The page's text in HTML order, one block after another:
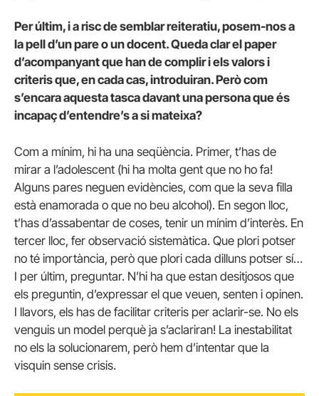
Per últim, i a risc de semblar reiteratiu, posem-nos a
la pell d’un pare o un docent. Queda clar el paper
d’acompanyant que han de complir i els valors i
criteris que, en cada cas, introduiran. Però com
s’encara aquesta tasca davant una persona que és
incapaç d’entendre’s a si mateixa?
Com a mínim, hi ha una seqüència. Primer, t’has de
mirar a l’adolescent (hi ha molta gent que no ho fa!
Alguns pares neguen evidències, com que la seva filla
està enamorada o que no beu alcohol). En segon lloc,
t’has d’assabentar de coses, tenir un mínim d’interès. En
tercer lloc, fer observació sistemàtica. Que plori potser
no té importància, però que plori cada dilluns potser sí…
I per últim, preguntar. N’hi ha que estan desitjosos que
els preguntin, d’expressar el que veuen, senten i opinen.
I llavors, els has de facilitar criteris per aclarir-se. No els
venguis un model perquè ja s’aclariran! La inestabilitat
no els la solucionarem, però hem d’intentar que la
visquin sense crisis.